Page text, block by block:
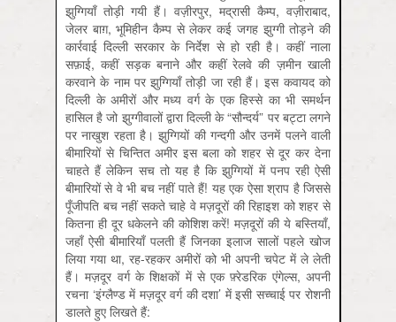
झुग्गियाँ तोड़ी गयी हैं। वज़ीरपुर, मद्रासी कैम्प, वज़ीराबाद,
जेलर बाग़, भूमिहीन कैम्प से लेकर कई जगह झुग्गी तोड़ने की
कार्रवाई दिल्ली सरकार के निर्देश से हो रही है। कहीं नाला
सफ़ाई, कहीं सड़क बनाने और कहीं रेलवे की ज़मीन खाली
करवाने के नाम पर झुग्गियाँ तोड़ी जा रही हैं। इस कवायद को
दिल्ली के अमीरों और मध्य वर्ग के एक हिस्से का भी समर्थन
हासिल है जो झुग्गीवालों द्वारा दिल्ली के “सौन्दर्य” पर बट्टा लगने
पर नाखुश रहता है। झुग्गियों की गन्दगी और उनमें पलने वाली
बीमारियों से चिन्तित अमीर इस बला को शहर से दूर कर देना
चाहते हैं लेकिन सच तो यह है कि झुग्गियों में पनप रही ऐसी
बीमारियों से वे भी बच नहीं पाते हैं! यह एक ऐसा श्राप है जिससे
पूँजीपति बच नहीं सकते चाहे वे मज़दूरों की रिहाइश को शहर से
कितना ही दूर धकेलने की कोशिश करें! मज़दूरों की ये बस्तियाँ,
जहाँ ऐसी बीमारियाँ पलती हैं जिनका इलाज सालों पहले खोज
लिया गया था, रह-रहकर अमीरों को भी अपनी चपेट में ले लेती
हैं। मज़दूर वर्ग के शिक्षकों में से एक फ़्रेडरिक एंगेल्स, अपनी
रचना ‘इंग्लैण्ड में मज़दूर वर्ग की दशा’ में इसी सच्चाई पर रोशनी
डालते हुए लिखते हैं: